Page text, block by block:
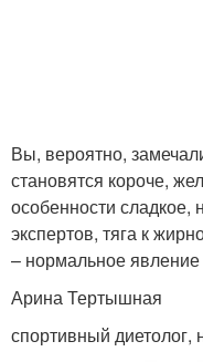
Вы, вероятно,
становятся короче,
особенности сладкое,
экспертов, тяга к
– нормальное
Арина Тертышная
спортивный диетолог,